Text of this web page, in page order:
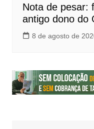
Nota de pesar:
antigo dono do
8 de agosto de